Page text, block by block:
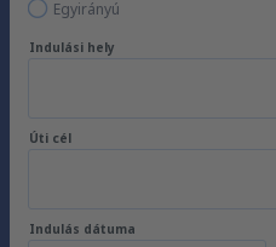
Egyirányú
Indulási hely
Úti cél
Indulás dátuma